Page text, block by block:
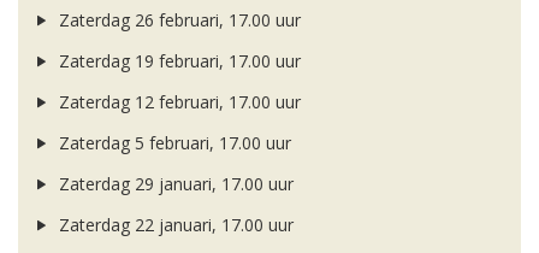
Zaterdag 26 februari, 17.00 uur
Zaterdag 19 februari, 17.00 uur
Zaterdag 12 februari, 17.00 uur
Zaterdag 5 februari, 17.00 uur
Zaterdag 29 januari, 17.00 uur
Zaterdag 22 januari, 17.00 uur